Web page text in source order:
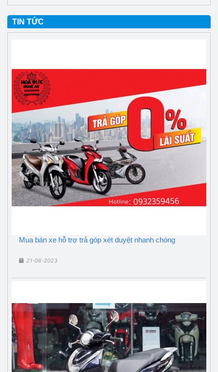
TIN TỨC
Mua bán xe hỗ trợ trả góp xét duyệt nhanh chóng
21-06-2023